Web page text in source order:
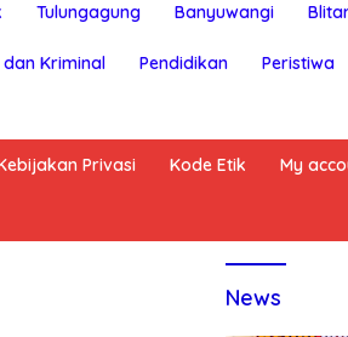
Tulungagung Banyuwangi
dan Kriminal Pendidikan Peristiwa
Privasi Kode Etik My
News